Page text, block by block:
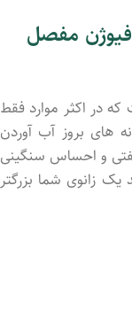
مفصل
که در اکثر موارد فقط
های بروز آب آورد‌ن
و احساس سنگینی
زانوی شما بزرگتر